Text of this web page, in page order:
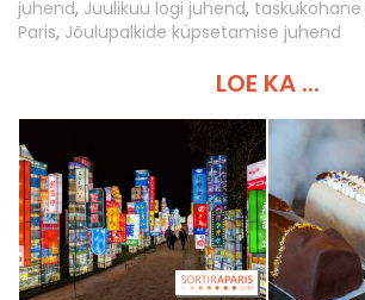
juhend, Juulikuu logi juhend,
Paris, Jõulupalkide küpsetamise juhend
LOE KA ...